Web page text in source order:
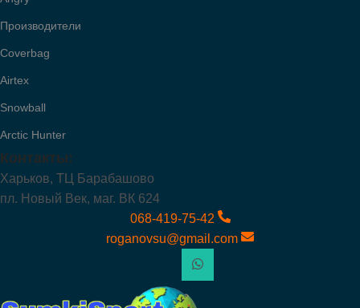
Производители
Coverbag
Airtex
Snowball
Arctic Hunter
Контакты:
Харьков, ТЦ Барабашово
пл. Новый Век, маг. ВК 624
068-419-75-42
roganovsu@gmail.com